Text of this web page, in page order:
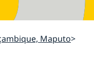
Maputo